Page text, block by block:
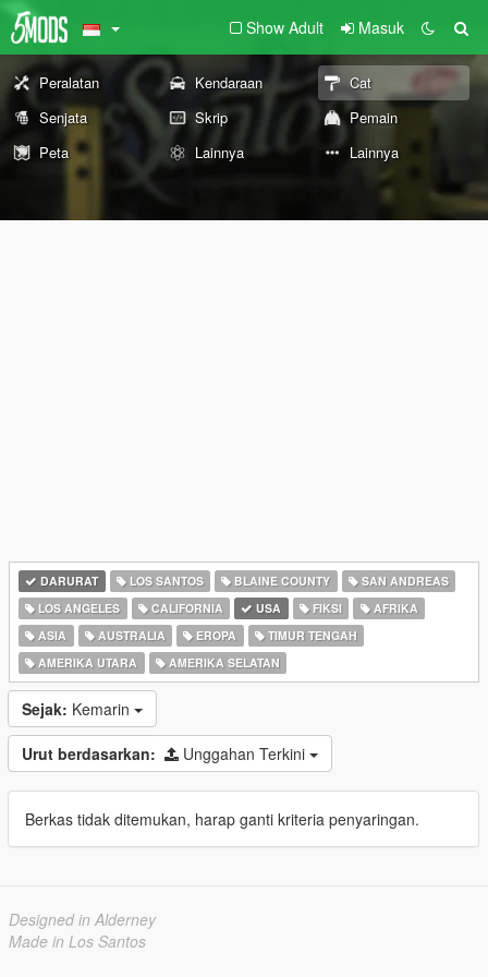
Show Adult Masuk
Peralatan Kendaraan
Cat
Senjata
Skrip
Pemain
Peta
Lainnya Lainnya
DARURAT LOS SANTOS BLAINE COUNTY
SAN ANDREAS
LOS ANGELES
CALIFORNIA USA FIKSI
AFRIKA
ASIA
AUSTRALIA EROPA
TIMUR TENGAH
AMERIKA UTARA
AMERIKA SELATAN
Sejak: Kemarin
Urut berdasarkan: Unggahan Terkini
Berkas tidak ditemukan, harap ganti kriteria penyaringan.
Designed in Alderney
Made in Los Santos